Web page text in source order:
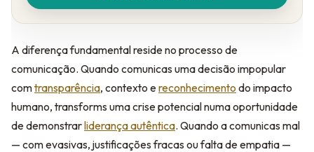
A diferença fundamental reside no processo de
comunicação. Quando comunicas uma decisão impopular
comtransparência, contexto e reconhecimento do impacto
humano, transforms uma crise potencial numa oportunidade
de demonstrarliderança autêntica. Quando a comunicas mal
— com evasivas, justificações fracas ou falta de empatia —